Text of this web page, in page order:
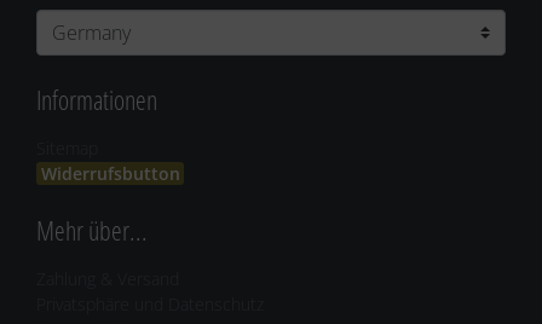
Informationen
Widerrufsbutton
Mehr über...